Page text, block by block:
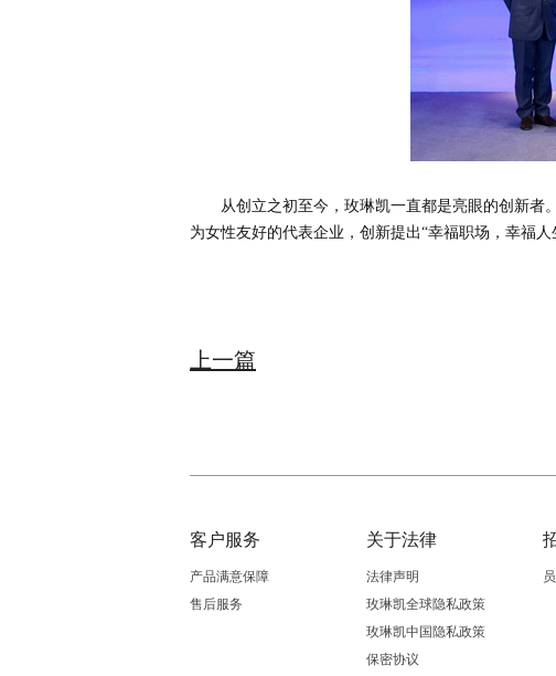
从创立之初至今，玫琳凯一直都是亮眼的创新者
为女性友好的代表企业，创新提出“幸福职场，幸福
上一篇
客户服务
产品满意保障
售后服务
关于法律
法律声明
玫琳凯全球隐私政策
玫琳凯中国隐私政策
保密协议